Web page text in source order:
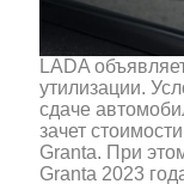
LADA
утилизации.
сдаче
зачет
Granta. При
Granta 2023